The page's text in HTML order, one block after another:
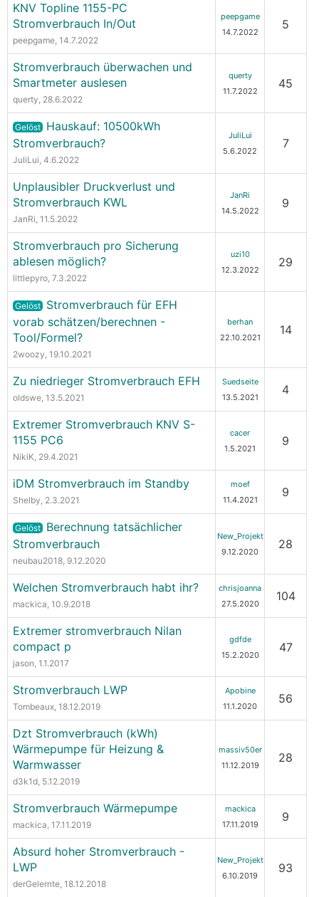
KNV Topline 1155-PC
Stromverbrauch In/Out
peepgame, 14.7.2022
peepgame
14.7.2022
5
Stromverbrauch überwachen und
Smartmeter auslesen
querty, 28.6.2022
querty
11.7.2022
45
Gelöst Hauskauf: 10500kWh
Stromverbrauch?
JuliLui, 4.6.2022
JuliLui
5.6.2022
7
Unplausibler Druckverlust und
Stromverbrauch KWL
JanRi, 11.5.2022
JanRi
14.5.2022
9
Stromverbrauch pro Sicherung
ablesen möglich?
littlepyro, 7.3.2022
uzi10
12.3.2022
29
Gelöst Stromverbrauch für EFH
vorab schätzen/berechnen -
Tool/Formel?
2woozy, 19.10.2021
berhan
22.10.2021
14
Zu niedrieger Stromverbrauch EFH
oldswe, 13.5.2021
Suedseite
13.5.2021
4
Extremer Stromverbrauch KNV S-
1155 PC6
NikiK, 29.4.2021
cacer
1.5.2021
9
iDM Stromverbrauch im Standby
Shelby, 2.3.2021
moef
11.4.2021
9
Gelöst Berechnung tatsächlicher
Stromverbrauch
neubau2018, 9.12.2020
New_Projekt
9.12.2020
28
Welchen Stromverbrauch habt ihr?
mackica, 10.9.2018
chrisjoanna
27.5.2020
104
Extremer stromverbrauch Nilan
compact p
jason, 1.1.2017
gdfde
15.2.2020
47
Stromverbrauch LWP
Tombeaux, 18.12.2019
Apobine
11.1.2020
56
Dzt Stromverbrauch (kWh)
Wärmepumpe für Heizung &
Warmwasser
d3k1d, 5.12.2019
massiv50er
11.12.2019
28
Stromverbrauch Wärmepumpe
mackica, 17.11.2019
mackica
17.11.2019
9
Absurd hoher Stromverbrauch -
LWP
derGelernte, 18.12.2018
New_Projekt
6.10.2019
93